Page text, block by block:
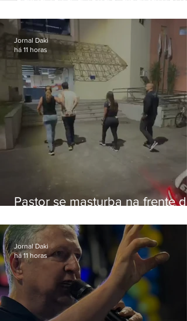
Botafogo
Pastor se masturba na frente de
Jornal Daki
há 11 horas
Jornal Daki
há 11 horas